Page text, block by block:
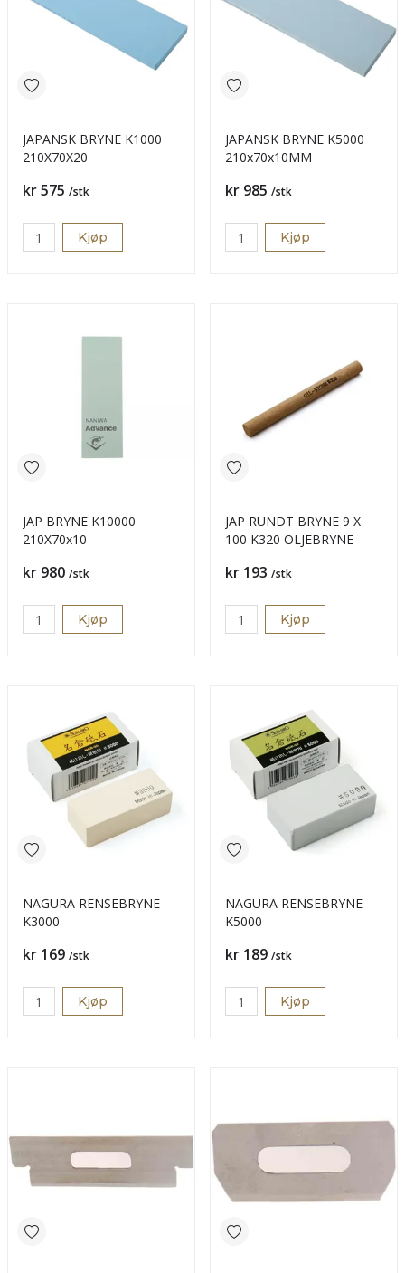
JAPANSK BRYNE K1000
210X70X20
Pris
kr 575 /stk
Kjøp
JAPANSK BRYNE K5000
210x70x10MM
Pris
kr 985 /stk
Kjøp
JAP BRYNE K10000
210X70x10
Pris
kr 980 /stk
Kjøp
JAP RUNDT BRYNE 9 X
100 K320 OLJEBRYNE
Pris
kr 193 /stk
Kjøp
NAGURA RENSEBRYNE
K3000
Pris
kr 169 /stk
Kjøp
NAGURA RENSEBRYNE
K5000
Pris
kr 189 /stk
Kjøp